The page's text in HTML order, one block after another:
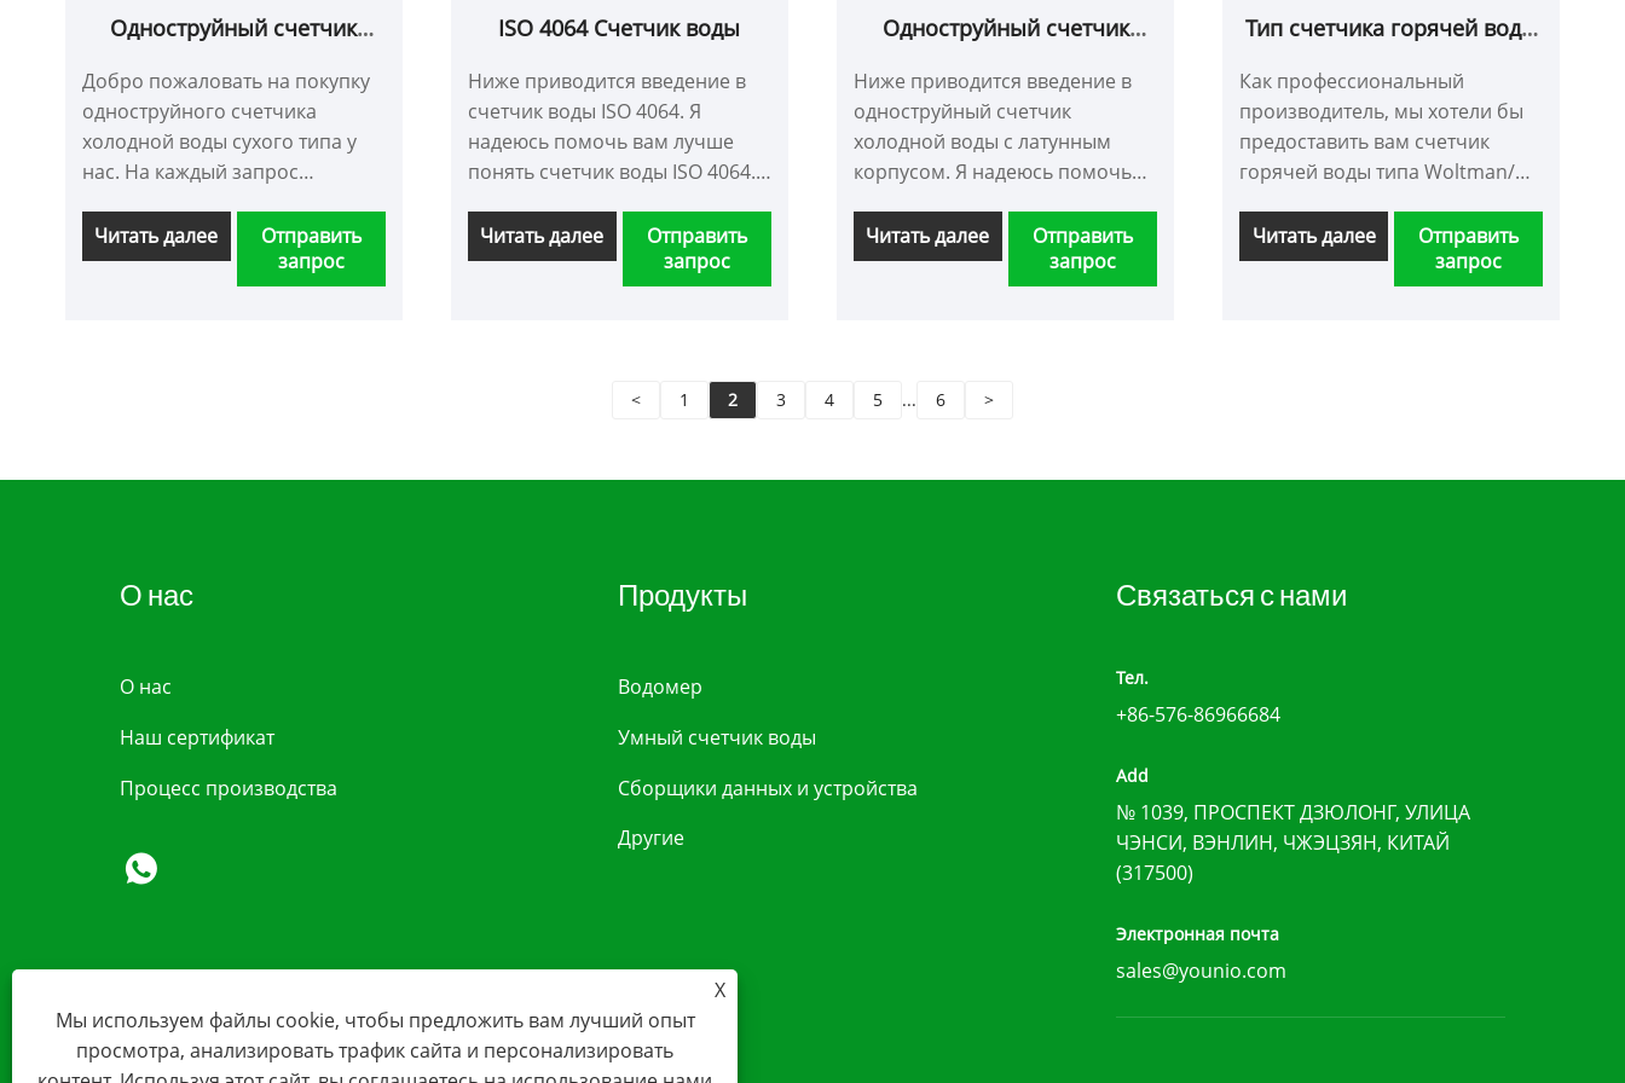
Одноструйный счетчик
Добро пожаловать на покупку
одноструйного счетчика
холодной воды сухого типа у
нас. На каждый запрос
течение 24 часов.
Читать далее
Отправить
запрос
ISO 4064 Счетчик воды
Ниже приводится введение в
счетчик воды ISO 4064. Я
надеюсь помочь вам лучше
понять счетчик воды ISO 4064.
клиентов, которые будут
продолжать сотрудничать с
нами, чтобы вместе создавать
Читать далее
Отправить
запрос
Одноструйный счетчик
корпусом
Ниже приводится введение в
одноструйный счетчик
холодной воды с латунным
корпусом. Я надеюсь помочь
одноструйный счетчик
холодной воды с латунным
корпусом. Приветствуем новых
вместе создавать лучшее
Читать далее
Отправить
запрос
Тип счетчика горячей воды
воды
Как профессиональный
производитель, мы хотели бы
предоставить вам счетчик
горячей воды типа Woltman/
предложим вам лучшее
послепродажное
обслуживание и
Читать далее
Отправить
запрос
< 1 2 3 4 5 ... 6 >
О нас
О нас
Наш сертификат
Процесс производства
Продукты
Водомер
Умный счетчик воды
Сборщики данных и устройства
Другие
Связаться с нами
Тел.
+86-576-86966684
Add
№ 1039, ПРОСПЕКТ ДЗЮЛОНГ, УЛИЦА
ЧЭНСИ, ВЭНЛИН, ЧЖЭЦЗЯН, КИТАЙ
(317500)
Электронная почта
sales@younio.com
X
Мы используем файлы cookie, чтобы предложить вам лучший опыт
просмотра, анализировать трафик сайта и персонализировать